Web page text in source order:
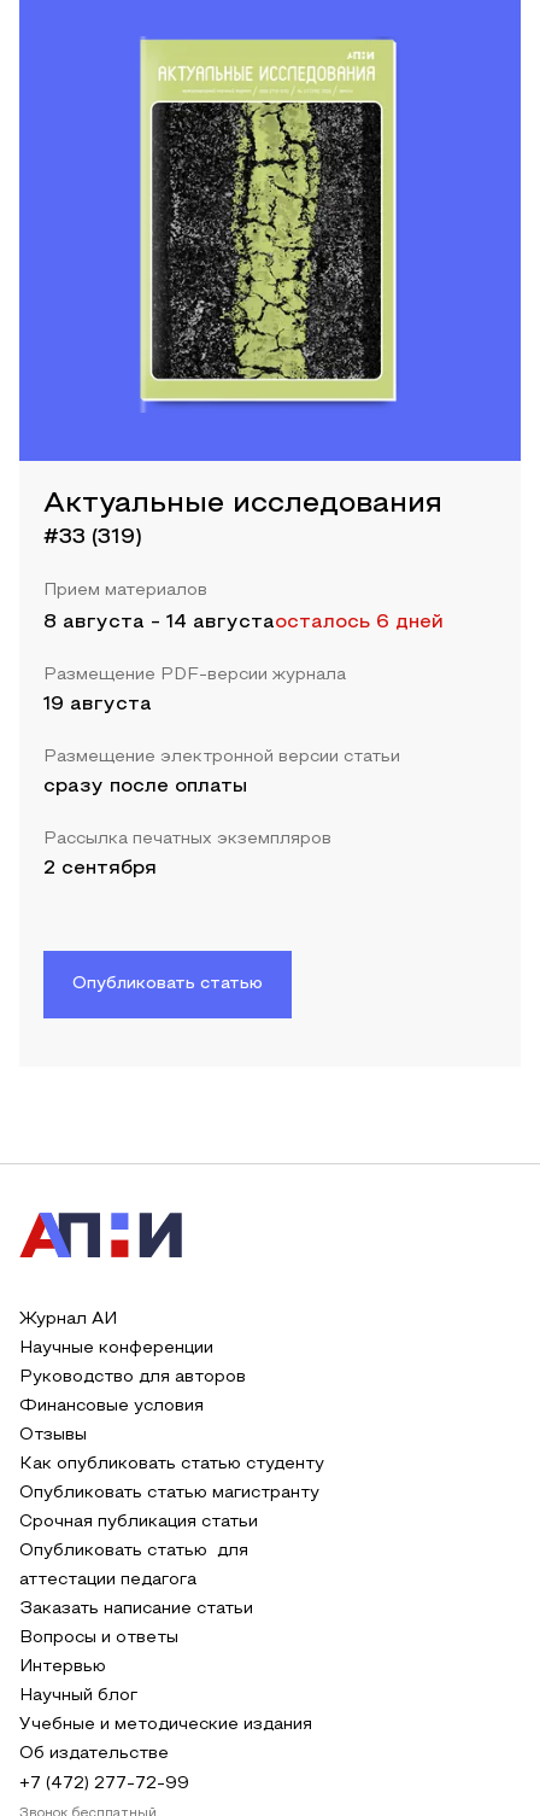
Актуальные исследования
#33 (319)
Прием материалов
8 августа - 14 августаосталось 6 дней
Размещение PDF-версии журнала
19 августа
Размещение электронной версии статьи
сразу после оплаты
Рассылка печатных экземпляров
2 сентября
Опубликовать статью
Журнал АИ
Научные конференции
Руководство для авторов
Финансовые условия
Отзывы
Как опубликовать статью студенту
Опубликовать статью магистранту
Срочная публикация статьи
Опубликовать статью для
аттестации педагога
Заказать написание статьи
Вопросы и ответы
Интервью
Научный блог
Учебные и методические издания
Об издательстве
+7 (472) 277-72-99
Звонок бесплатный